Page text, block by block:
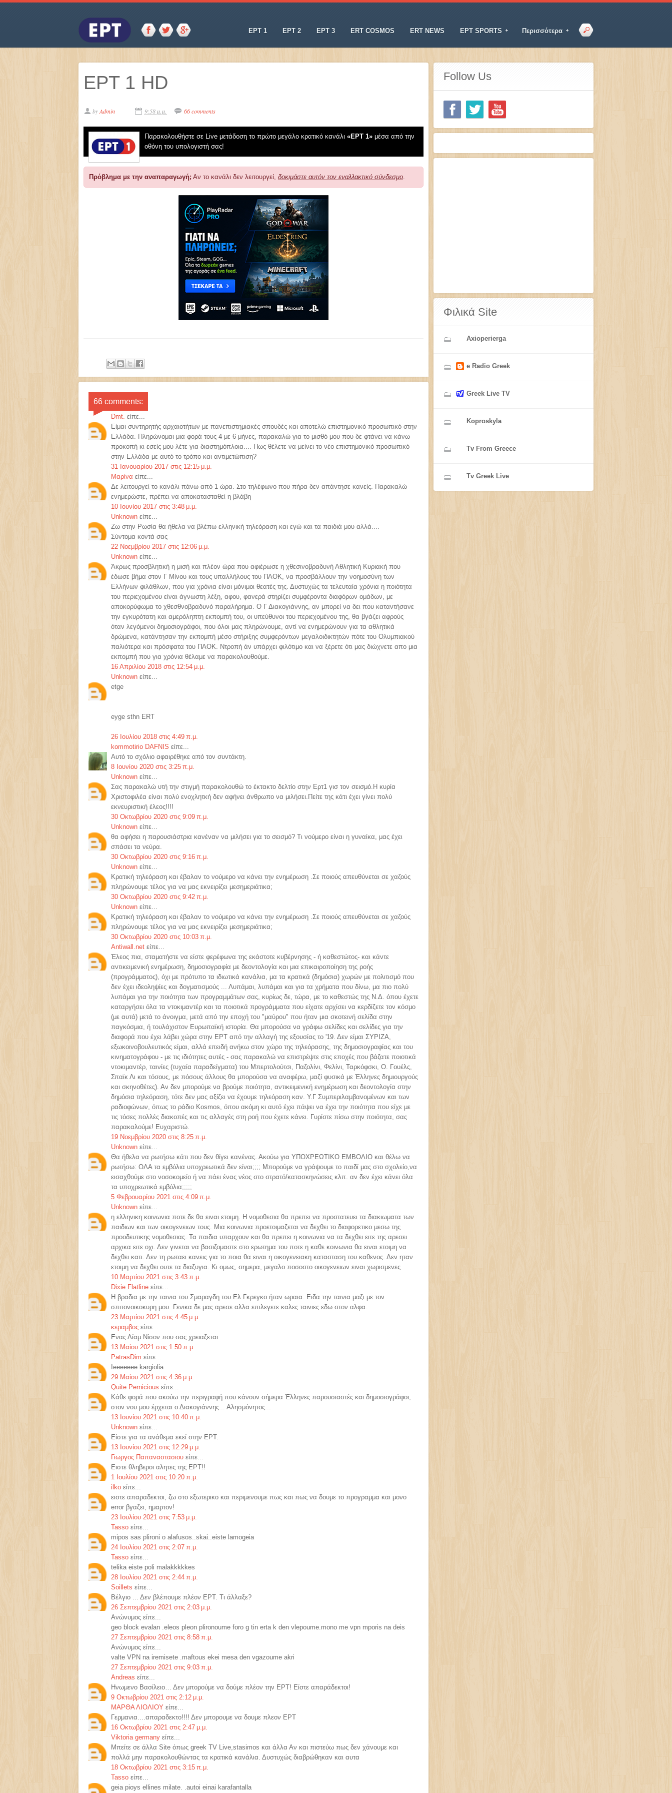
ΕΡΤ 1 ΕΡΤ 2 ΕΡΤ 3 ERT COSMOS ERT NEWS ΕΡΤ SPORTS Περισσότερα
ΕΡΤ 1 HD
byAdmin 9:58 μ.μ. 66 comments
Παρακολουθήστε σε Live μετάδοση το πρώτο μεγάλο κρατικό κανάλι «EΡT 1» μέσα από την
οθόνη του υπολογιστή σας!
Πρόβλημα με την αναπαραγωγή; Αν το κανάλι δεν λειτουργεί, δοκιμάστε αυτόν τον εναλλακτικό σύνδεσμο.
66 comments:
Dmt. είπε...
Είμαι συντηρητής αρχαιοτήτων με πανεπιστημιακές σπουδές και αποτελώ επιστημονικό προσωπικό στην
Ελλάδα. Πληρώνομαι μια φορά τους 4 με 6 μήνες, παρακαλώ για το μισθό μου που δε φτάνει να κάνω
προκοπή κι εσείς μου λέτε για διαστημόπλοια.... Πως θέλετε να μείνει το νέο επιστημονικό προσωπικό
στην Ελλάδα με αυτό το τρόπο και αντιμετώπιση?
31 Ιανουαρίου 2017 στις 12:15 μ.μ.
Μαρίνα είπε...
Δε λειτουργεί το κανάλι πάνω από 1 ώρα. Στο τηλέφωνο που πήρα δεν απάντησε κανείς. Παρακαλώ
ενημερώστε, πρέπει να αποκατασταθεί η βλάβη
10 Ιουνίου 2017 στις 3:48 μ.μ.
Unknown είπε...
Ζω στην Ρωσία θα ήθελα να βλέπω ελληνική τηλεόραση και εγώ και τα παιδιά μου αλλά....
Σύντομα κοντά σας
22 Νοεμβρίου 2017 στις 12:06 μ.μ.
Unknown είπε...
Άκρως προσβλητική η μισή και πλέον ώρα που αφιέρωσε η χθεσινοβραδυνή Αθλητική Κυριακή που
έδωσε βήμα στον Γ Μίνου και τους υπαλλήλους του ΠΑΟΚ, να προσβάλλουν την νοημοσύνη των
Ελλήνων φιλάθλων, που για χρόνια είναι μόνιμοι θεατές της. Δυστυχώς τα τελευταία χρόνια η ποιότητα
του περιεχομένου είναι άγνωστη λέξη, αφου, φανερά στηρίζει συμφέροντα διαφόρων ομάδων, με
αποκορύφωμα το χθεσθνοβραδυνό παραλήρημα. Ο Γ Διακογιάννης, αν μπορεί να δει που καταντήσανε
την εγκυρότατη και αμερόληπτη εκπομπή του, οι υπεύθυνοι του περιεχομένου της, θα βγάζει αφρούς
όταν λεγόμενοι δημοσιογράφοι, που όλοι μας πληρώνουμε, αντί να ενημερώνουν για τα αθλητικά
δρώμενα, κατάντησαν την εκπομπή μέσο στήριξης συμφερόντων μεγαλοιδικτητών πότε του Ολυμπιακού
παλιότερα και πρόσφατα του ΠΑΟΚ. Ντροπή άν υπάρχει φιλότιμο και να ξέρετε ότι μας διώχνετε απο μια
εκπομπή που για χρόνια θέλαμε να παρακολουθούμε.
16 Απριλίου 2018 στις 12:54 μ.μ.
Unknown είπε...
etge
eyge sthn ERT
26 Ιουλίου 2018 στις 4:49 π.μ.
kommotirio DAFNIS είπε...
Αυτό το σχόλιο αφαιρέθηκε από τον συντάκτη.
8 Ιουνίου 2020 στις 3:25 π.μ.
Unknown είπε...
Σας παρακαλώ υτή την στιγμή παρακολουθώ το έκτακτο δελτίο στην Ερτ1 γισ τον σεισμό.Η κυρία
Χριστοφιλέα είναι πολύ ενοχλητκή δεν αφήνει άνθρωπο να μιλήσει.Πείτε της κάτι έχει γίνει πολύ
εκνευριστική έλεος!!!!
30 Οκτωβρίου 2020 στις 9:09 π.μ.
Unknown είπε...
θα αφήσει η παρουσιάστρια κανέναν να μιλήσει για το σεισμό? Τι νούμερο είναι η γυναίκα, μας έχει
σπάσει τα νεύρα.
30 Οκτωβρίου 2020 στις 9:16 π.μ.
Unknown είπε...
Κρατική τηλεόραση και έβαλαν το νούμερο να κάνει την ενημέρωση .Σε ποιούς απευθύνεται σε χαζούς
πληρώνουμε τέλος για να μας εκνειρίζει μεσημεριάτικα;
30 Οκτωβρίου 2020 στις 9:42 π.μ.
Unknown είπε...
Κρατική τηλεόραση και έβαλαν το νούμερο να κάνει την ενημέρωση .Σε ποιούς απευθύνεται σε χαζούς
πληρώνουμε τέλος για να μας εκνειρίζει μεσημεριάτικα;
30 Οκτωβρίου 2020 στις 10:03 π.μ.
Antiwall.net είπε...
Έλεος πια, σταματήστε να είστε φερέφωνα της εκάστοτε κυβέρνησης - ή καθεστώτος- και κάντε
αντικειμενική ενημέρωση, δημοσιογραφία με δεοντολογία και μια επικαιροποίηση της ροής
(προγράμματος), όχι με πρότυπο τα ιδιωτικά κανάλια, μα τα κρατικά (δημόσια) χωρών με πολιτισμό που
δεν έχει ιδεοληψίες και δογματισμούς ... Λυπάμαι, λυπάμαι και για τα χρήματα που δίνω, μα πιο πολύ
λυπάμαι για την ποιότητα των προγραμμάτων σας, κυρίως δε, τώρα, με το καθεστώς της Ν.Δ. όπου έχετε
καταργήσει όλα τα ντοκιμαντέρ και τα ποιοτικά προγράμματα που είχατε αρχίσει να κερδίζετε τον κόσμο
(με αυτά) μετά το άνοιγμα, μετά από την εποχή του "μαύρου" που ήταν μια σκοτεινή σελίδα στην
παγκόσμια, ή τουλάχιστον Ευρωπαϊκή ιστορία. Θα μπορούσα να γράφω σελίδες και σελίδες για την
διαφορά που έχει λάβει χώρα στην ΕΡΤ από την αλλαγή της εξουσίας το '19. Δεν είμαι ΣΥΡΙΖΑ,
εξωκοινοβουλευτικός είμαι, αλλά επειδή ανήκω στον χώρο της τηλεόρασης, της δημοσιογραφίας και του
κινηματογράφου - με τις ιδιότητες αυτές - σας παρακαλώ να επιστρέψτε στις εποχές που βάζατε ποιοτικά
ντοκιμαντέρ, ταινίες (τυχαία παραδείγματα) του Μπερτολούτσι, Παζολίνι, Φελίνι, Ταρκόφσκι, Ο. Γουέλς,
Σπαϊκ Λι και τόσους, με πόσους άλλους θα μπορούσα να αναφέρω, μαζί φυσικά με Έλληνες δημιουργούς
και σκηνοθέτες). Αν δεν μπορούμε να βρούμε ποιότητα, αντικειμενική ενημέρωση και δεοντολογία στην
δημόσια τηλεόραση, τότε δεν μας αξίζει να έχουμε τηλεόραση καν. Υ.Γ Συμπεριλαμβανομένων και των
ραδιοφώνων, όπως το ράδιο Kosmos, όπου ακόμη κι αυτό έχει πάψει να έχει την ποιότητα που είχε με
τις τόσες πολλές διακοπές και τις αλλαγές στη ροή που έχετε κάνει. Γυρίστε πίσω στην ποιότητα, σας
παρακαλούμε! Ευχαριστώ.
19 Νοεμβρίου 2020 στις 8:25 π.μ.
Unknown είπε...
Θα ήθελα να ρωτήσω κάτι που δεν θίγει κανένας. Ακούω για ΥΠΟΧΡΕΩΤΙΚΟ ΕΜΒΟΛΙΟ και θέλω να
ρωτήσω: ΟΛΑ τα εμβόλια υποχρεωτικά δεν είναι;;;; Μπορούμε να γράψουμε το παιδί μας στο σχολείο,να
εισαχθούμε στο νοσοκομείο ή να πάει ένας νέος στο στρατό/κατασκηνώσεις κλπ. αν δεν έχει κάνει όλα
τα υποχρεωτικά εμβόλια;;;;;
5 Φεβρουαρίου 2021 στις 4:09 π.μ.
Unknown είπε...
η ελληνικη κοινωνια ποτε δε θα ειναι ετοιμη. Η νομοθεσια θα πρεπει να προστατευει τα διακιωματα των
παιδιων και των οικογενειων τους. Μια κοινωνια προετοιμαζεται να δεχθει το διαφορετικο μεσω της
προοδευτικης νομοθεσιας. Τα παιδια υπαρχουν και θα πρεπει η κοινωνια να τα δεχθει ειτε της αρεσει
αρχικα ειτε οχι. Δεν γινεται να βασιζομαστε στο ερωτημα του ποτε η καθε κοινωνια θα ειναι ετοιμη να
δεχθει κατι. Δεν τη ρωταει κανεις για το ποια θα ειναι η οικογενειακη κατασταση του καθενος. Δεν ηταν
ετοιμη να δεχθει ουτε τα διαζυγια. Κι ομως, σημερα, μεγαλο ποσοστο οικογενειων ειναι χωρισμενες
10 Μαρτίου 2021 στις 3:43 π.μ.
Dixie Flatline είπε...
Η βραδια με την ταινια του Σμαραγδη του Ελ Γκρεγκο ήταν ωραια. Ειδα την ταινια μαζι με τον
σπιτονοικοκυρη μου. Γενικα δε μας αρεσε αλλα επιλεγετε καλες ταινιες εδω στον αλφα.
23 Μαρτίου 2021 στις 4:45 μ.μ.
κεραμβος είπε...
Ενας Λίαμ Νίσον που σας χρειαζεται.
13 Μαΐου 2021 στις 1:50 π.μ.
PatrasDim είπε...
Ieeeeeee kargiolia
29 Μαΐου 2021 στις 4:36 μ.μ.
Quite Pernicious είπε...
Κάθε φορά που ακούω την περιγραφή που κάνουν σήμερα Έλληνες παρουσιαστές και δημοσιογράφοι,
στον νου μου έρχεται ο Διακογιάννης... Αλησμόνητος...
13 Ιουνίου 2021 στις 10:40 π.μ.
Unknown είπε...
Είστε για τα ανάθεμα εκεί στην ΕΡΤ.
13 Ιουνίου 2021 στις 12:29 μ.μ.
Γιωργος Παπαναστασιου είπε...
Ειστε θληβεροι αλητες της ΕΡΤ!!
1 Ιουλίου 2021 στις 10:20 π.μ.
ilko είπε...
ειστε απαραδεκτοι, ζω στο εξωτερικο και περιμενουμε πως και πως να δουμε το προγραμμα και μονο
error βγαζει, ημαρτον!
23 Ιουλίου 2021 στις 7:53 μ.μ.
Tasso είπε...
mipos sas plironi o alafusos..skai..eiste lamogeia
24 Ιουλίου 2021 στις 2:07 π.μ.
Tasso είπε...
telika eiste poli malakkkkkes
28 Ιουλίου 2021 στις 2:44 π.μ.
Soillets είπε...
Βέλγιο ... Δεν βλέπουμε πλέον ΕΡΤ. Τι άλλαξε?
26 Σεπτεμβρίου 2021 στις 2:03 μ.μ.
Ανώνυμος είπε...
geo block evalan .eleos pleon plironoume foro g tin erta k den vlepoume.mono me vpn mporis na deis
27 Σεπτεμβρίου 2021 στις 8:58 π.μ.
Ανώνυμος είπε...
valte VPN na iremisete .maftous ekei mesa den vgazoume akri
27 Σεπτεμβρίου 2021 στις 9:03 π.μ.
Andreas είπε...
Ηνωμενο Βασίλειο… Δεν μπορούμε να δούμε πλέον την ΕΡΤ! Είστε απαράδεκτοι!
9 Οκτωβρίου 2021 στις 2:12 μ.μ.
ΜΑΡΘΑ ΛΙΟΛΙΟΥ είπε...
Γερμανια....απαραδεκτο!!!! Δεν μπορουμε να δουμε πλεον ΕΡΤ
16 Οκτωβρίου 2021 στις 2:47 μ.μ.
Viktoria germany είπε...
Μπείτε σε άλλα Site όπως greek TV Live,stasimos και άλλα Αν και πιστεύω πως δεν χάνουμε και
πολλά μην παρακολουθώντας τα κρατικά κανάλια. Δυστυχώς διαβρώθηκαν και αυτα
18 Οκτωβρίου 2021 στις 3:15 π.μ.
Tasso είπε...
geia pioys ellines milate. .autoi einai karafantalla
Follow Us
Φιλικά Site
Axioperierga
e Radio Greek
Greek Live TV
Koproskyla
Tv From Greece
Tv Greek Live